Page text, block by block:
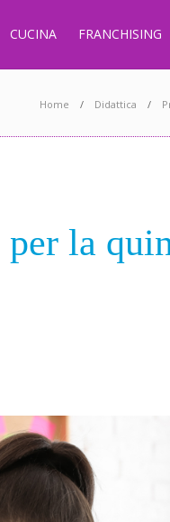
CUCINA FRANCHISING
Home Didattica
per la